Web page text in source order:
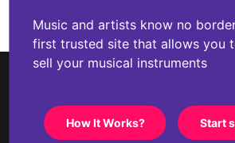
Music and artists know no
first trusted site that allows you
sell your musical instruments
How It Works? Start